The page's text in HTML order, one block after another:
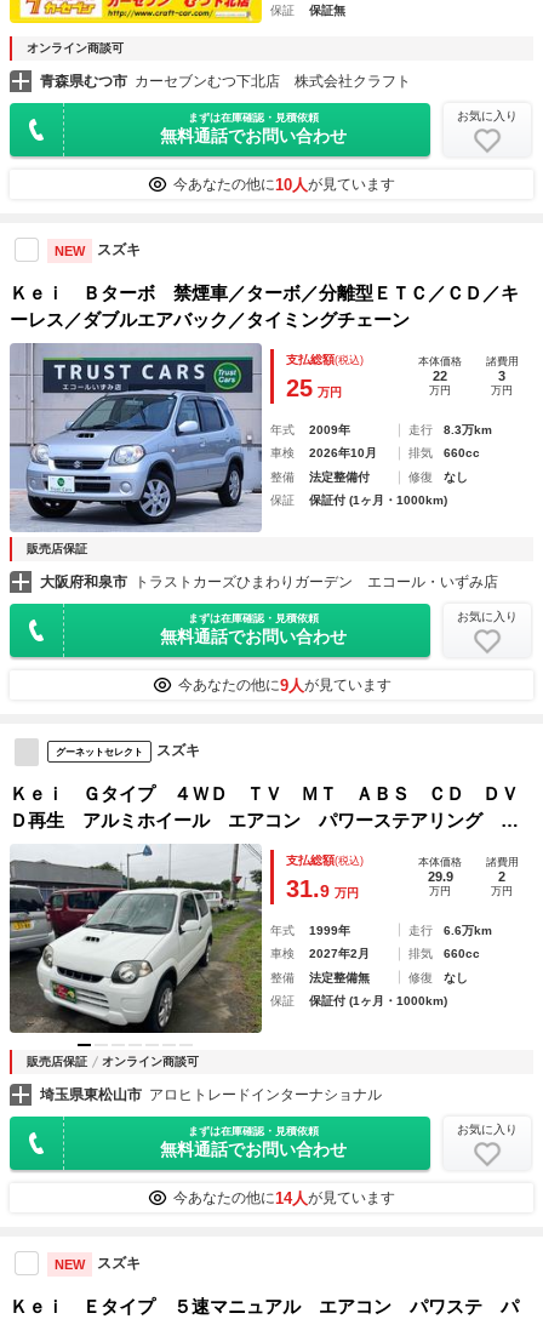
保証
保証無
オンライン商談可
青森県むつ市 カーセブンむつ下北店 株式会社クラフト
まずは在庫確認・見積依頼
無料通話でお問い合わせ
お気に入り
今あなたの他に10人が見ています
NEW スズキ
Ｋｅｉ Ｂターボ 禁煙車／ターボ／分離型ＥＴＣ／ＣＤ／キ
ーレス／ダブルエアバック／タイミングチェーン
支払総額(税込)
25 万円
本体価格
22
万円
諸費用
3
万円
年式 2009年 走行
8.3万km
車検
2026年10月 排気
660cc
整備
法定整備付 修復
なし
保証
保証付 (1ヶ月・1000km)
販売店保証
大阪府和泉市 トラストカーズひまわりガーデン エコール・いずみ店
まずは在庫確認・見積依頼
無料通話でお問い合わせ
お気に入り
今あなたの他に9人が見ています
グーネットセレクト スズキ
Ｋｅｉ Ｇタイプ ４ＷＤ ＴＶ ＭＴ ＡＢＳ ＣＤ ＤＶ
Ｄ再生 アルミホイール エアコン パワーステアリング パ
ワーウィンドウ
支払総額(税込)
31.9 万円
本体価格
29.9
万円
諸費用
2
万円
年式 1999年 走行
6.6万km
車検
2027年2月 排気
660cc
整備
法定整備無 修復
なし
保証
保証付 (1ヶ月・1000km)
販売店保証 オンライン商談可
埼玉県東松山市 アロヒトレードインターナショナル
まずは在庫確認・見積依頼
無料通話でお問い合わせ
お気に入り
今あなたの他に14人が見ています
NEW スズキ
Ｋｅｉ Ｅタイプ ５速マニュアル エアコン パワステ パ